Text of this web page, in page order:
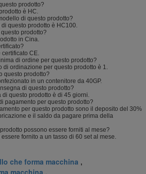
prodotto?
è HC.
di questo prodotto?
questo prodotto è HC100.
prodotto?
in Cina.
certificato CE.
di ordine per questo prodotto?
di ordinazione per questo prodotto è 1.
questo prodotto?
in un contenitore da 40GP.
di questo prodotto?
di questo prodotto è di 45 giorni.
pagamento per questo prodotto?
per questo prodotto sono il deposito del 30%
e il saldo da pagare prima della
possono essere forniti al mese?
fornito a un tasso di 60 set al mese.
che forma macchina ,
macchina